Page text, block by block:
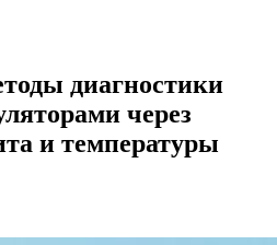
диагностики
через
и температуры